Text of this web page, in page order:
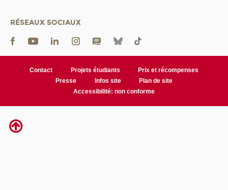
RÉSEAUX SOCIAUX
Contact Projets étudiants
Prix et récompenses
Presse
Infos site
Plan de site
Accessibilité: non conforme